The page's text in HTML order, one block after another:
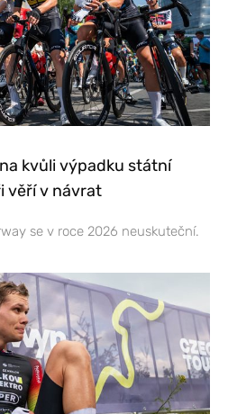
kvůli výpadku státní
věří v návrat
se v roce 2026 neuskuteční.